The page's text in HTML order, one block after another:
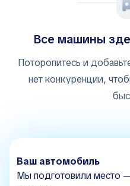
Все машины
Поторопитесь и
нет конкуренции,
Ваш автомобиль
Мы подготовили место